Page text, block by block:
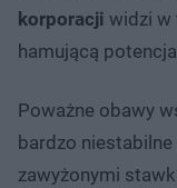
korporacji widzi w
hamującą
Poważne obawy
bardzo
zawyżonymi